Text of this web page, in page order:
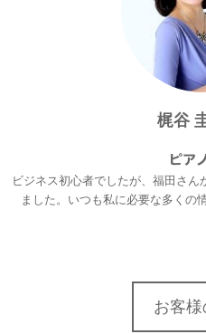
梶谷
ピア
ビジネス初心者でしたが、福田さ
ました。いつも私に必要な多くの
お客